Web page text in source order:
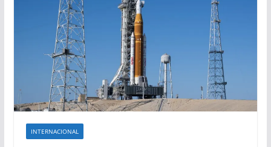
INTERNACIONAL